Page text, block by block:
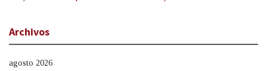
Archivos
agosto 2026